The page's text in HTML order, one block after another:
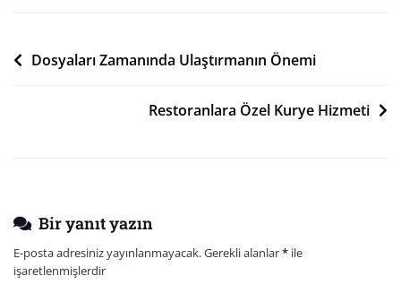
Kapınızda
YazıDosyaları Zamanında Ulaştırmanın Önemi
Restoranlara Özel Kurye Hizmeti
Bir yanıt yazın
E-posta adresiniz yayınlanmayacak.Gerekli alanlar* ile
işaretlenmişlerdir